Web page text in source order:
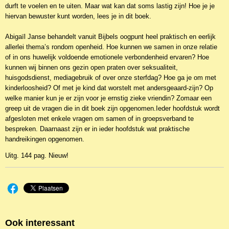
durft te voelen en te uiten. Maar wat kan dat soms lastig zijn! Hoe je je
hiervan bewuster kunt worden, lees je in dit boek.
Abigaïl Janse behandelt vanuit Bijbels oogpunt heel praktisch en eerlijk
allerlei thema’s rondom openheid. Hoe kunnen we samen in onze relatie
of in ons huwelijk voldoende emotionele verbondenheid ervaren? Hoe
kunnen wij binnen ons gezin open praten over seksualiteit,
huisgodsdienst, mediagebruik of over onze sterfdag? Hoe ga je om met
kinderloosheid? Of met je kind dat worstelt met andersgeaard-zijn? Op
welke manier kun je er zijn voor je ernstig zieke vriendin? Zomaar een
greep uit de vragen die in dit boek zijn opgenomen.Ieder hoofdstuk wordt
afgesloten met enkele vragen om samen of in groepsverband te
bespreken. Daarnaast zijn er in ieder hoofdstuk wat praktische
handreikingen opgenomen.
Uitg. 144 pag. Nieuw!
Ook interessant